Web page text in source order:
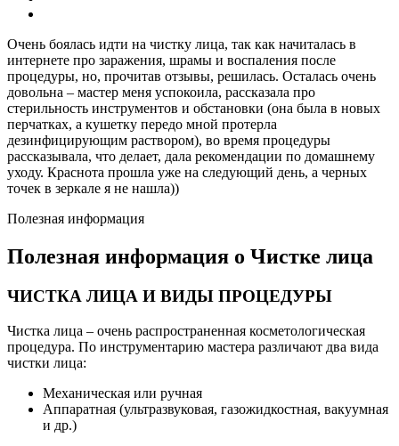
Очень боялась идти на чистку лица, так как начиталась в
интернете про заражения, шрамы и воспаления после
процедуры, но, прочитав отзывы, решилась. Осталась очень
довольна – мастер меня успокоила, рассказала про
стерильность инструментов и обстановки (она была в новых
перчатках, а кушетку передо мной протерла
дезинфицирующим раствором), во время процедуры
рассказывала, что делает, дала рекомендации по домашнему
уходу. Краснота прошла уже на следующий день, а черных
точек в зеркале я не нашла))
Полезная информация
Полезная информация о Чистке лица
ЧИСТКА ЛИЦА И ВИДЫ ПРОЦЕДУРЫ
Чистка лица – очень распространенная косметологическая
процедура. По инструментарию мастера различают два вида
чистки лица:
Механическая или ручная
Аппаратная (ультразвуковая, газожидкостная, вакуумная
и др.)